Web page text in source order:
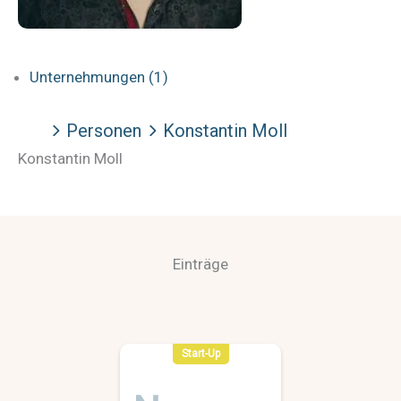
Unternehmungen (1)
Personen Konstantin Moll
Konstantin Moll
Einträge
Start-Up